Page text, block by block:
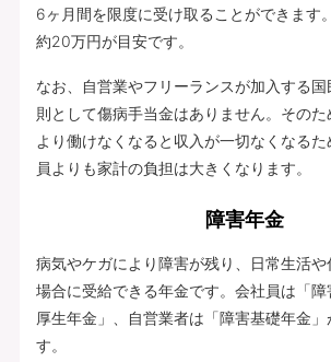
6ヶ月間を限度に受け取ることができます
約20万円が目安です。
なお、自営業やフリーランスが加入する
則として傷病手当金はありません。その
より働けなくなると収入が一切なくなる
員よりも家計の負担は大きくなります。
障害年金
病気やケガにより障害が残り、日常生活や
場合に受給できる年金です。会社員は「
厚生年金」、自営業者は「障害基礎年金」
す。